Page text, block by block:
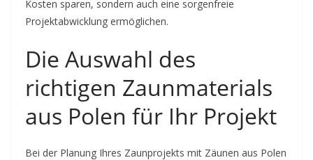
Kosten sparen, sondern auch eine sorgenfreie
Projektabwicklung ermöglichen.
Die Auswahl des
richtigen Zaunmaterials
aus Polen für Ihr Projekt
Bei der Planung Ihres Zaunprojekts mit Zäunen aus Polen